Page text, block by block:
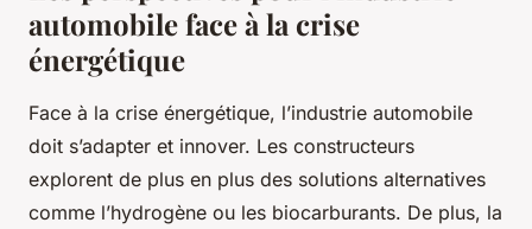
automobile face à la crise
énergétique
Face à la crise énergétique, l’industrie automobile
doit s’adapter et innover. Les constructeurs
explorent de plus en plus des solutions alternatives
comme l’hydrogène ou les biocarburants. De plus, la